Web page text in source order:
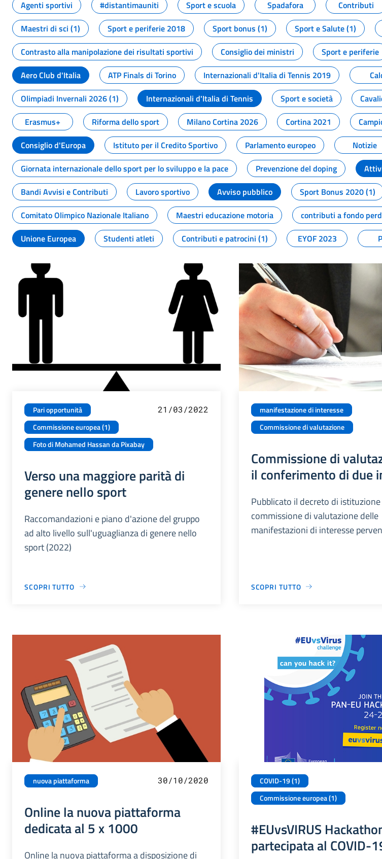
Agenti sportivi
#distantimauniti Sport e scuola Spadafora Contributi
Maestri di sci (1)
Sport e periferie 2018 Sport bonus (1) Sport e Salute (1)
Contrasto alla manipolazione dei risultati sportivi
Consiglio dei ministri Sport e periferie
Aero Club d'Italia
ATP Finals di Torino Internazionali d'Italia di Tennis 2019
Olimpiadi Invernali 2026 (1)
Internazionali d'Italia di Tennis Sport e società
Erasmus+
Riforma dello sport Milano Cortina 2026 Cortina 2021
Consiglio d'Europa
Istituto per il Credito Sportivo Parlamento europeo Notizie
Giornata internazionale dello sport per lo sviluppo e la pace
Prevenzione del doping
Bandi Avvisi e Contributi
Lavoro sportivo Avviso pubblico Sport Bonus 2020 (1)
Comitato Olimpico Nazionale Italiano
Maestri educazione motoria contributi a fondo
Unione Europea
Studenti atleti Contributi e patrocini (1) EYOF 2023
Pari opportunità
Commissione europea (1)
Foto di Mohamed Hassan da Pixabay
21/03/2022
Verso una maggiore parità di
genere nello sport
Raccomandazioni e piano d'azione del gruppo
ad alto livello sull'uguaglianza di genere nello
sport (2022)
SCOPRI TUTTO
manifestazione di interesse
Commissione di valutazione
Commissione di
il conferimento di due
Pubblicato il decreto di
commissione di valutazione delle
manifestazioni di interesse
SCOPRI TUTTO
nuova piattaforma 30/10/2020
Online la nuova piattaforma
dedicata al 5 x 1000
Online la nuova piattaforma a disposizione di
COVID-19 (1)
Commissione europea (1)
#EUvsVIRUS
partecipata al COVID-